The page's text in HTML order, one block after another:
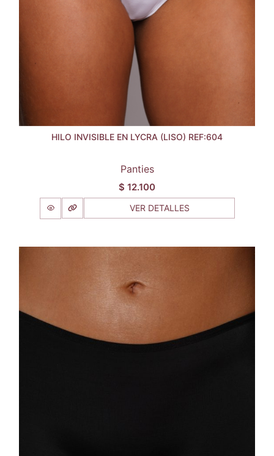
HILO INVISIBLE EN LYCRA (LISO) REF:604
Panties
$ 12.100
VER DETALLES